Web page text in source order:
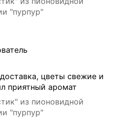
"пурпур"
цветы свежие и
приятный аромат
из пионовидной
"пурпур"